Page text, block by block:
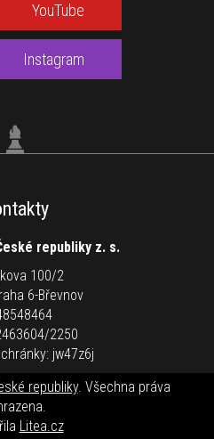
YouTube
Instagram
republiky z. s.
100/2
6-Břevnov
2250
jw47z6j
republiky. Všechna práva
Litea.cz